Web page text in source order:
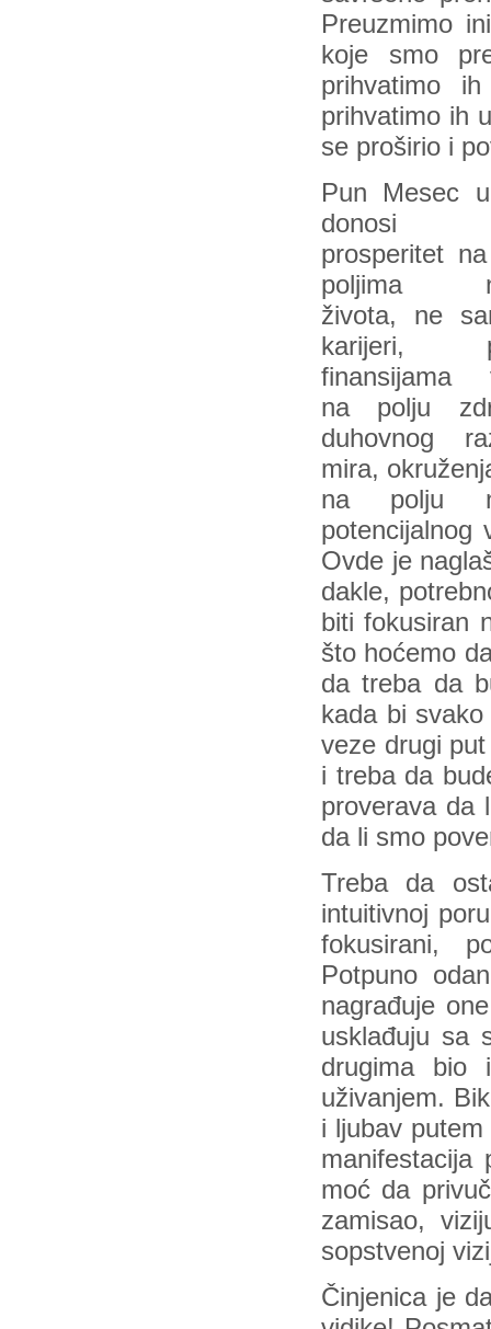
Preuzmimo
koje smo
prihvatimo
prihvatimo ih
se proširio i
Pun Mesec
donosi
prosperitet
poljima
života, ne
karijeri,
finansijama
na polju
duhovnog
mira,
na polju
potencijalnog
Ovde je
dakle,
biti fokusiran
što hoćemo
da treba da
kada bi
veze drugi
i treba da
proverava da
da li smo
Treba da
intuitivnoj
fokusirani,
Potpuno
nagrađuje
usklađuju sa
drugima bio
uživanjem.
i ljubav
manifestacija
moć da
zamisao,
sopstvenoj
Činjenica je